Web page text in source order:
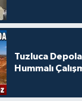
Tuzluca
Hummalı